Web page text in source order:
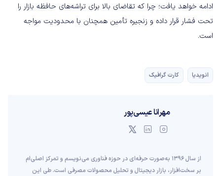
ادامه خواهد یافت؛ چرا که تقاضای بالا برای تراشه‌های حافظه بازار را
تحت فشار قرار داده و زنجیره تأمین همچنان با محدودیت مواجه
است.
انویدیا کارت گرافیک
مهرانا عیسی‌پور
از سال ۱۳۹۶ به‌صورت حرفه‌ای در حوزه فناوری می‌نویسم و تمرکز اصلی‌ام
بر سخت‌افزار، بازار دیجیتال و تحلیل محصولات مصرفی است. طی این